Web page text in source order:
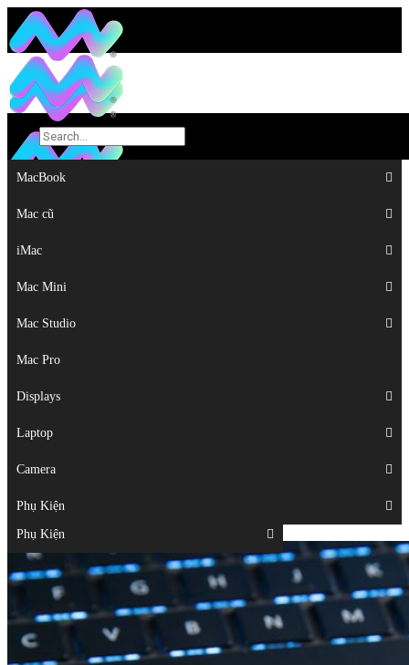
MacBook
Mac cũ
iMac
Mac Mini
Mac Studio
Mac Pro
Displays
Laptop
Camera
Phụ Kiện
MacBook
Mac cũ
iMac
Mac Mini
Mac Studio
Mac Pro
Displays
Laptop
Camera
Phụ Kiện
Top